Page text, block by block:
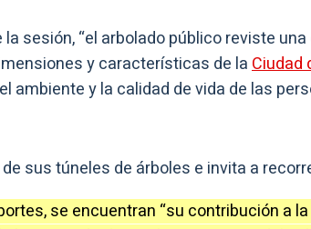
sesión, “el arbolado público reviste
y características de laCiudad
ambiente y la calidad de vida de las
se encuentran “su contribución a